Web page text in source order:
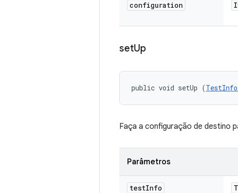
configuration
setUp
public void setUp (
Faça a configuração de destino
Parâmetros
testInfo